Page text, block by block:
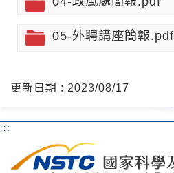
05-外聘講座簡報.pdf
更新日期 : 2023/08/17
:::